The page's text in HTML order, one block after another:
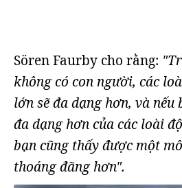
Sören Faurby cho rằng:
không có con người, các
lớn sẽ đa dạng hơn, và nếu
đa dạng hơn của các loài
bạn cũng thấy được một
thoáng đãng hơn".